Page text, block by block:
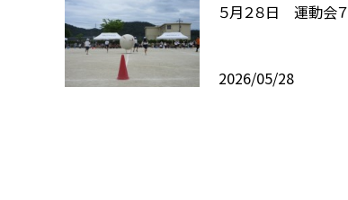
５月２８日 運動会７
2026/05/28